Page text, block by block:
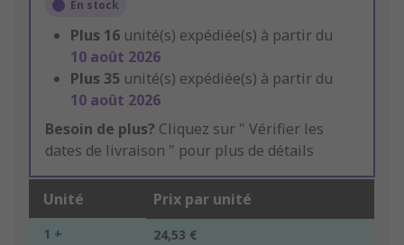
En stock
Plus 16 unité(s) expédiée(s) à partir du
10 août 2026
Plus 35 unité(s) expédiée(s) à partir du
10 août 2026
Besoin de plus? Cliquez sur " Vérifier les
dates de livraison " pour plus de détails
Unité Prix par unité
1 + 24,53 €